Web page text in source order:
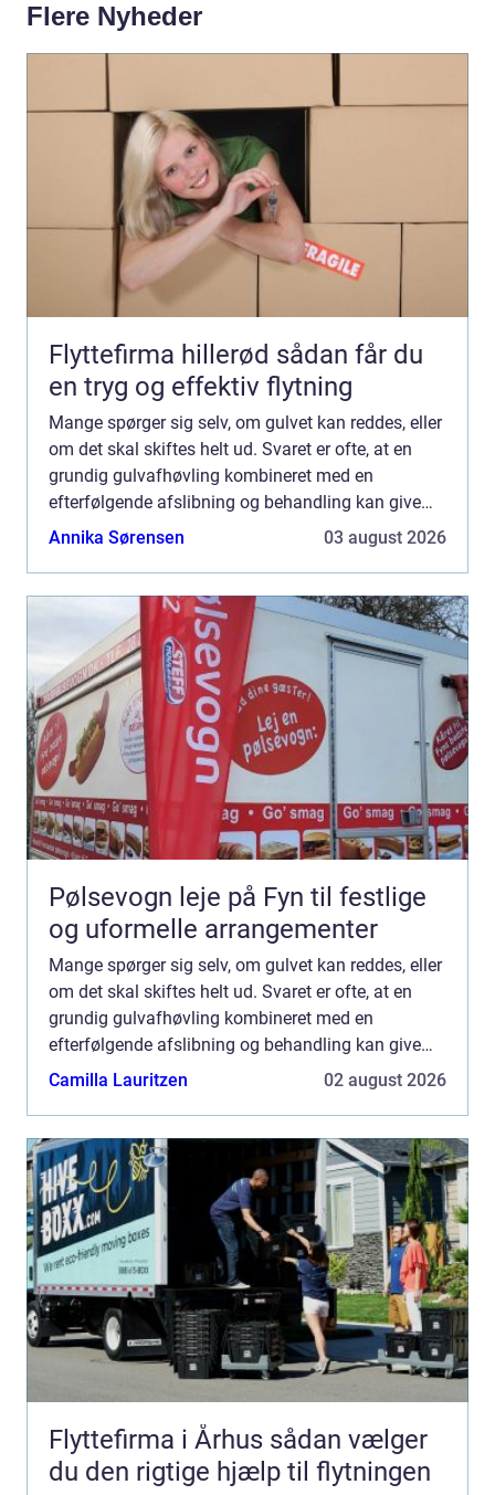
Flere Nyheder
Flyttefirma hillerød sådan får du
en tryg og effektiv flytning
Mange spørger sig selv, om gulvet kan reddes, eller
om det skal skiftes helt ud. Svaret er ofte, at en
grundig gulvafhøvling kombineret med en
efterfølgende afslibning og behandling kan give
gulvet et helt nyt liv. Det kræv...
Annika Sørensen 03 august 2026
Pølsevogn leje på Fyn til festlige
og uformelle arrangementer
Mange spørger sig selv, om gulvet kan reddes, eller
om det skal skiftes helt ud. Svaret er ofte, at en
grundig gulvafhøvling kombineret med en
efterfølgende afslibning og behandling kan give
gulvet et helt nyt liv. Det kræv...
Camilla Lauritzen 02 august 2026
Flyttefirma i Århus sådan vælger
du den rigtige hjælp til flytningen